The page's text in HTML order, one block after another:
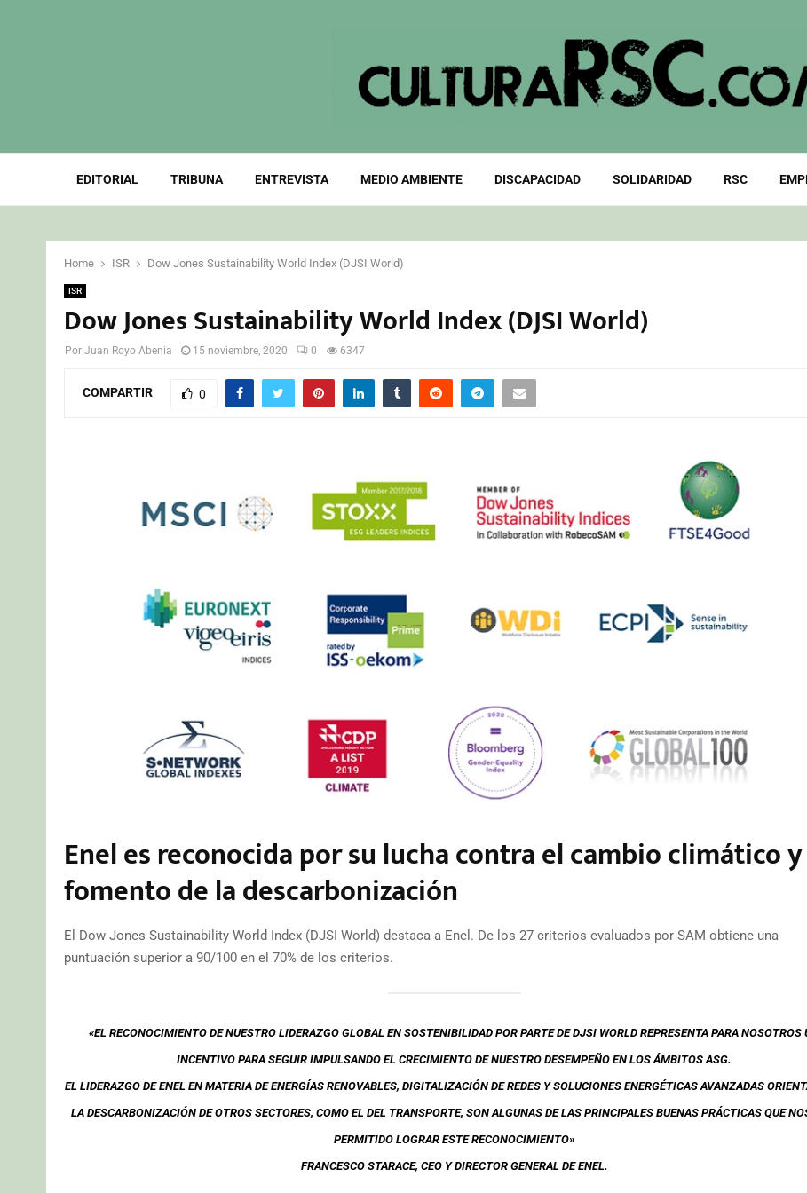
EDITORIAL TRIBUNA ENTREVISTA MEDIO AMBIENTE DISCAPACIDAD SOLIDARIDAD RSC
Home ISR Dow Jones Sustainability World Index (DJSI World)
ISR
Dow Jones Sustainability World Index (DJSI World)
Por Juan Royo Abenia 15 noviembre, 2020 0 6347
COMPARTIR 0
Enel es reconocida por su lucha contra el cambio climático y
fomento de la descarbonización
El Dow Jones Sustainability World Index (DJSI World) destaca a Enel. De los 27 criterios evaluados por SAM obtiene una
puntuación superior a 90/100 en el 70% de los criterios.
«EL RECONOCIMIENTO DE NUESTRO LIDERAZGO GLOBAL EN SOSTENIBILIDAD POR PARTE DE DJSI WORLD REPRESENTA PARA NOSOTROS
INCENTIVO PARA SEGUIR IMPULSANDO EL CRECIMIENTO DE NUESTRO DESEMPEÑO EN LOS ÁMBITOS ASG.
EL LIDERAZGO DE ENEL EN MATERIA DE ENERGÍAS RENOVABLES, DIGITALIZACIÓN DE REDES Y SOLUCIONES ENERGÉTICAS AVANZADAS
LA DESCARBONIZACIÓN DE OTROS SECTORES, COMO EL DEL TRANSPORTE, SON ALGUNAS DE LAS PRINCIPALES BUENAS PRÁCTICAS QUE
PERMITIDO LOGRAR ESTE RECONOCIMIENTO»
FRANCESCO STARACE, CEO Y DIRECTOR GENERAL DE ENEL.